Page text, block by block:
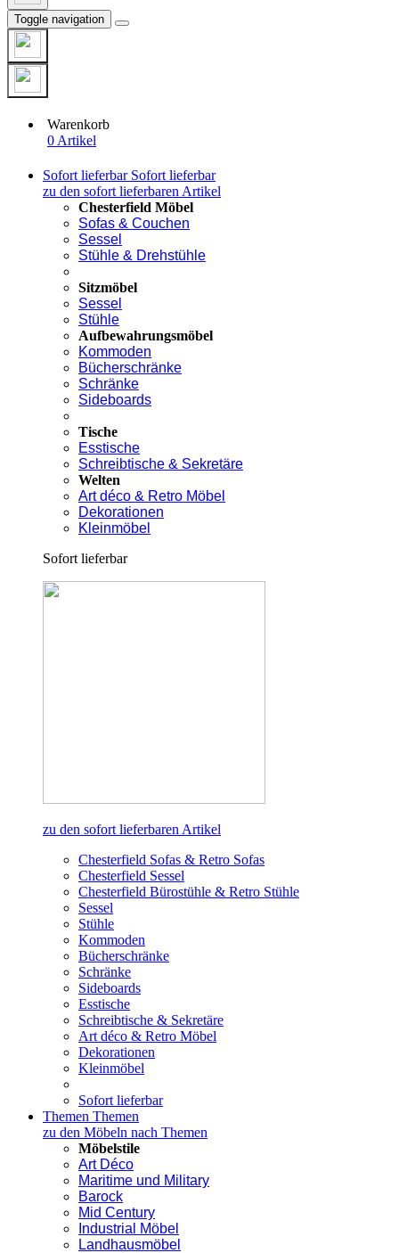
Toggle navigation
Warenkorb
0 Artikel
Sofort lieferbar Sofort lieferbar
zu den sofort lieferbaren Artikel
Chesterfield Möbel
Sofas & Couchen
Sessel
Stühle & Drehstühle
Sitzmöbel
Sessel
Stühle
Aufbewahrungsmöbel
Kommoden
Bücherschränke
Schränke
Sideboards
Tische
Esstische
Schreibtische & Sekretäre
Welten
Art déco & Retro Möbel
Dekorationen
Kleinmöbel
Sofort lieferbar
zu den sofort lieferbaren Artikel
Chesterfield Sofas & Retro Sofas
Chesterfield Sessel
Chesterfield Bürostühle & Retro Stühle
Sessel
Stühle
Kommoden
Bücherschränke
Schränke
Sideboards
Esstische
Schreibtische & Sekretäre
Art déco & Retro Möbel
Dekorationen
Kleinmöbel
Sofort lieferbar
Themen Themen
zu den Möbeln nach Themen
Möbelstile
Art Déco
Maritime und Military
Barock
Mid Century
Industrial Möbel
Landhausmöbel